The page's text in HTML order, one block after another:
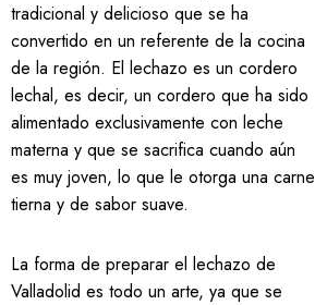
tradicional y delicioso que se ha
convertido en un referente de la cocina
de la región. El lechazo es un cordero
lechal, es decir, un cordero que ha sido
alimentado exclusivamente con leche
materna y que se sacrifica cuando aún
es muy joven, lo que le otorga una carne
tierna y de sabor suave.
La forma de preparar el lechazo de
Valladolid es todo un arte, ya que se